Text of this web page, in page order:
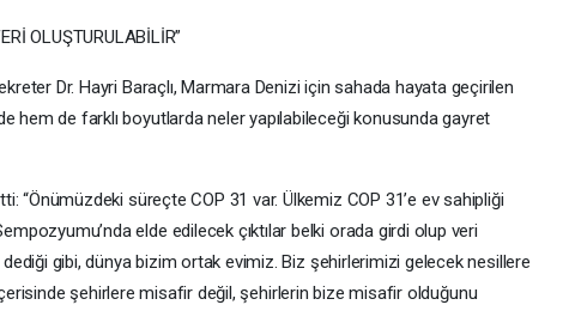
OLUŞTURULABİLİR”
Dr. Hayri Baraçlı, Marmara Denizi için sahada hayata geçirilen
hem de farklı boyutlarda neler yapılabileceği konusunda gayret
“Önümüzdeki süreçte COP 31 var. Ülkemiz COP 31’e ev sahipliği
elde edilecek çıktılar belki orada girdi olup veri
dediği gibi, dünya bizim ortak evimiz. Biz şehirlerimizi gelecek nesillere
şehirlere misafir değil, şehirlerin bize misafir olduğunu